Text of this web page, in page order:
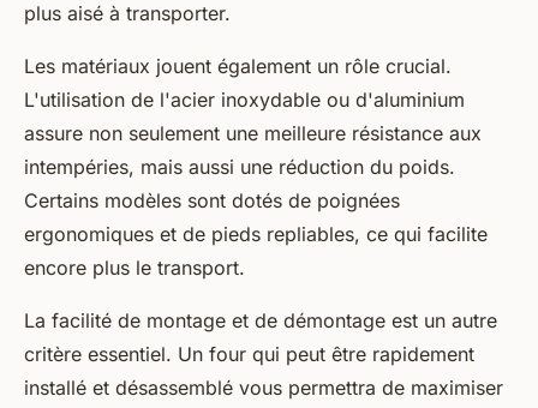
plus aisé à transporter.
Les matériaux jouent également un rôle crucial.
L'utilisation de l'acier inoxydable ou d'aluminium
assure non seulement une meilleure résistance aux
intempéries, mais aussi une réduction du poids.
Certains modèles sont dotés de poignées
ergonomiques et de pieds repliables, ce qui facilite
encore plus le transport.
La facilité de montage et de démontage est un autre
critère essentiel. Un four qui peut être rapidement
installé et désassemblé vous permettra de maximiser